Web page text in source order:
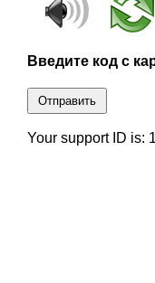
Введите код с
Отправить
Your support ID is: